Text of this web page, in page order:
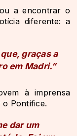
a encontrar o
diferente: a
graças a
em Madri.”
à imprensa
o Pontífice.
dar um